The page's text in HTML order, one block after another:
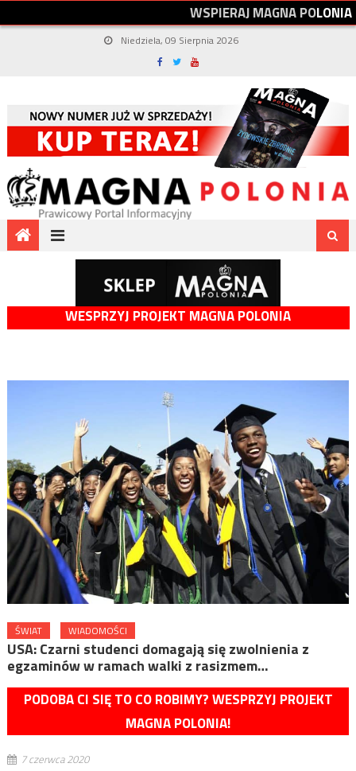
WSPIERAJMAGNAPOLONIA
Niedziela, 09 Sierpnia 2026
WESPRZYJ PROJEKT MAGNA POLONIA
ŚWIAT WIADOMOŚCI
USA: Czarni studenci domagają się zwolnienia z
egzaminów w ramach walki z rasizmem…
PODOBA CI SIĘ TO CO ROBIMY? WESPRZYJ PROJEKT
MAGNA POLONIA!
7 czerwca 2020